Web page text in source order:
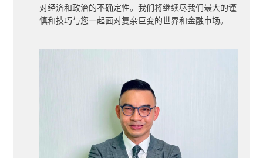
对经济和政治的不确定性。我们将继续尽我们最大的谨
慎和技巧与您一起面对复杂巨变的世界和金融市场。